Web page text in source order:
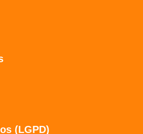
(LGPD)